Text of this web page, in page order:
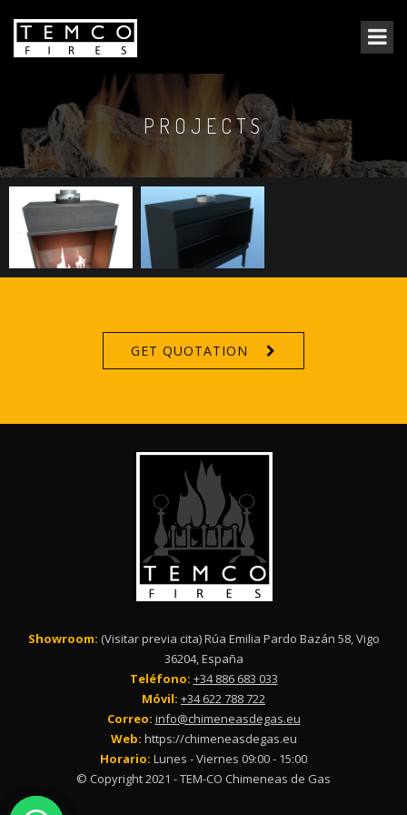
PROJECTS
GET QUOTATION
Showroom: (Visitar previa cita) Rúa Emilia Pardo Bazán 58, Vigo
36204, España
Teléfono: +34 886 683 033
Móvil: +34 622 788 722
Correo: info@chimeneasdegas.eu
Web: https://chimeneasdegas.eu
Horario: Lunes - Viernes 09:00 - 15:00
© Copyright 2021 - TEM-CO Chimeneas de Gas